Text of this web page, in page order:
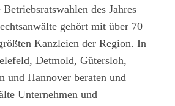
des Jahres
gehört mit über 70
Kanzleien der Region. In
Detmold, Gütersloh,
und Hannover beraten und
Unternehmen und